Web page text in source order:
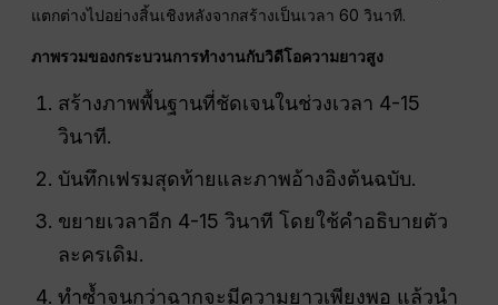
แตกต่างไปอย่างสิ้นเชิงหลังจากสร้างเป็นเวลา 60 วินาที.
ภาพรวมของกระบวนการทำงานกับวิดีโอความยาวสูง
สร้างภาพพื้นฐานที่ชัดเจนในช่วงเวลา 4-15
วินาที.
บันทึกเฟรมสุดท้ายและภาพอ้างอิงต้นฉบับ.
ขยายเวลาอีก 4-15 วินาที โดยใช้คำอธิบายตัว
ละครเดิม.
ทำซ้ำจนกว่าฉากจะมีความยาวเพียงพอ แล้วนำ